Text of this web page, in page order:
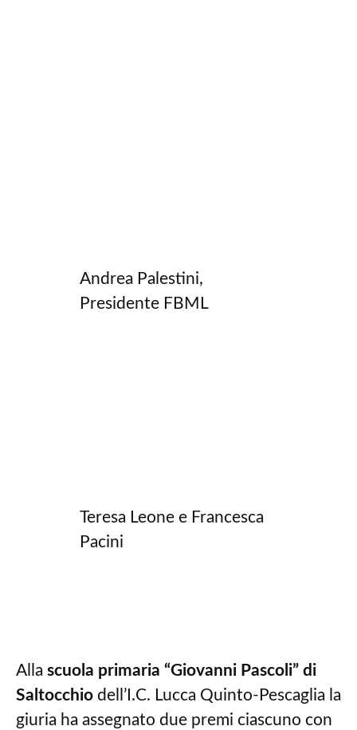
Andrea Palestini,
Presidente FBML
Teresa Leone e Francesca
Pacini
Alla scuola primaria “Giovanni Pascoli” di
Saltocchio dell’I.C. Lucca Quinto-Pescaglia la
giuria ha assegnato due premi ciascuno con